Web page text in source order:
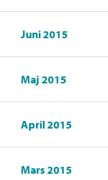
Juni 2015
Maj 2015
April 2015
Mars 2015